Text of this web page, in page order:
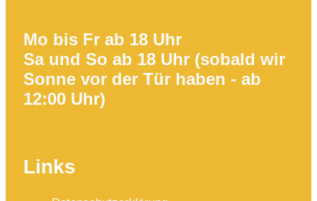
Mo bis Fr ab 18 Uhr
Sa und So ab 18 Uhr (sobald wir
Sonne vor der Tür haben - ab
12:00 Uhr)
Links